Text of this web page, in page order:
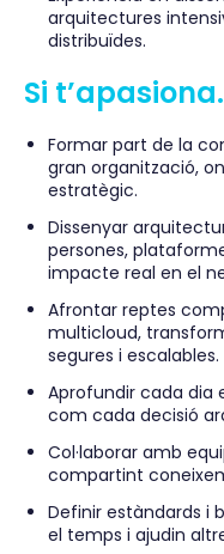
arquitectures
distribuïdes.
Si
Formar part de la
gran organització,
estratègic.
Dissenyar
persones,
impacte real en el
Afrontar reptes
multicloud,
segures i escalables.
Aprofundir cada dia
com cada decisió
Col·laborar amb
compartint
Definir estàndards i
el temps i ajudin